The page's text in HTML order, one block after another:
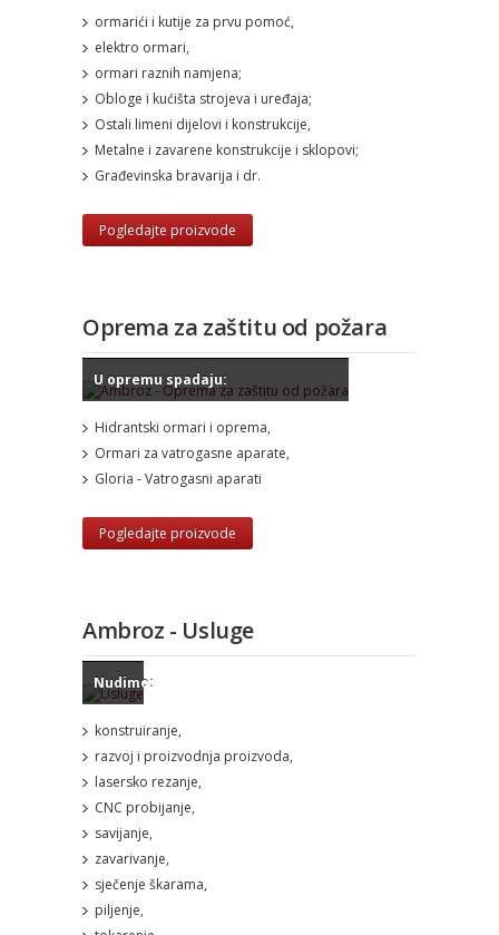
ormarići i kutije za prvu pomoć,
elektro ormari,
ormari raznih namjena;
Obloge i kućišta strojeva i uređaja;
Ostali limeni dijelovi i konstrukcije,
Metalne i zavarene konstrukcije i sklopovi;
Građevinska bravarija i dr.
Pogledajte proizvode
Oprema za zaštitu od požara
U opremu spadaju:
Hidrantski ormari i oprema,
Ormari za vatrogasne aparate,
Gloria - Vatrogasni aparati
Pogledajte proizvode
Ambroz - Usluge
Nudimo:
konstruiranje,
razvoj i proizvodnja proizvoda,
lasersko rezanje,
CNC probijanje,
savijanje,
zavarivanje,
sječenje škarama,
piljenje,